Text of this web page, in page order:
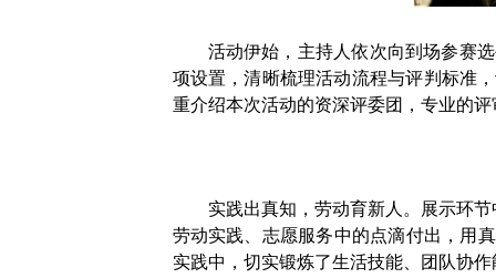
活动伊始，主持人依次向到场参赛
项设置，清晰梳理活动流程与评判标准
重介绍本次活动的资深评委团，专业的
实践出真知，劳动育新人。展示环
劳动实践、志愿服务中的点滴付出，用
实践中，切实锻炼了生活技能、团队协